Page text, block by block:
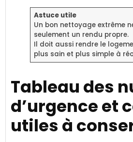
Astuce utile
Un bon nettoyage extrême
seulement un rendu propre.
Il doit aussi rendre le
plus sain et plus simple à
Tableau des
d’urgence et
utiles à